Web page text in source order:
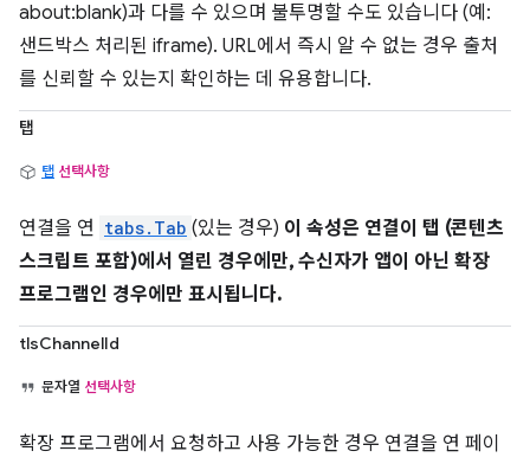
about:blank)과 다를 수 있으며 불투명할 수도 있습니다 (예:
샌드박스 처리된 iframe). URL에서 즉시 알 수 없는 경우 출처
를 신뢰할 수 있는지 확인하는 데 유용합니다.
탭
탭 선택사항
연결을 연 tabs.Tab (있는 경우) 이 속성은 연결이 탭 (콘텐츠
스크립트 포함)에서 열린 경우에만, 수신자가 앱이 아닌 확장
프로그램인 경우에만 표시됩니다.
tlsChannelId
문자열 선택사항
확장 프로그램에서 요청하고 사용 가능한 경우 연결을 연 페이